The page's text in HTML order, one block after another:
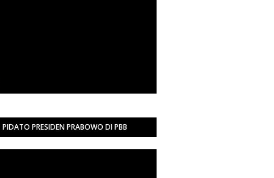
PIDATO PRESIDEN PRABOWO DI PBB